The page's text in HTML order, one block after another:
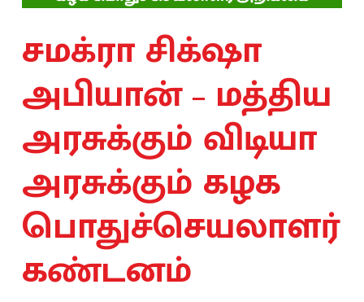
சமக்ரா சிக்‌ஷா
அபியான் – மத்திய
அரசுக்கும் விடியா
அரசுக்கும் கழக
பொதுச்செயலாளர்
கண்டனம்